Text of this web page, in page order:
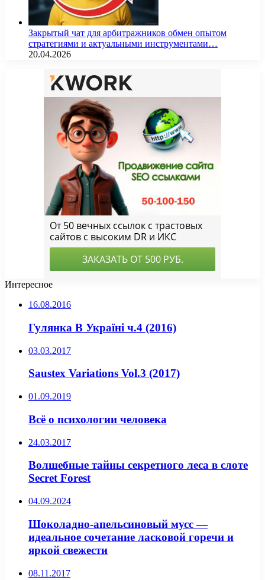
Закрытый чат для арбитражников обмен опытом
стратегиями и актуальными инструментами…
20.04.2026
Интересное
16.08.2016
Гулянка В Україні ч.4 (2016)
03.03.2017
Saustex Variations Vol.3 (2017)
01.09.2019
Всё о психологии человека
24.03.2017
Волшебные тайны секретного леса в слоте
Secret Forest
04.09.2024
Шоколадно-апельсиновый мусс —
идеальное сочетание ласковой горечи и
яркой свежести
08.11.2017